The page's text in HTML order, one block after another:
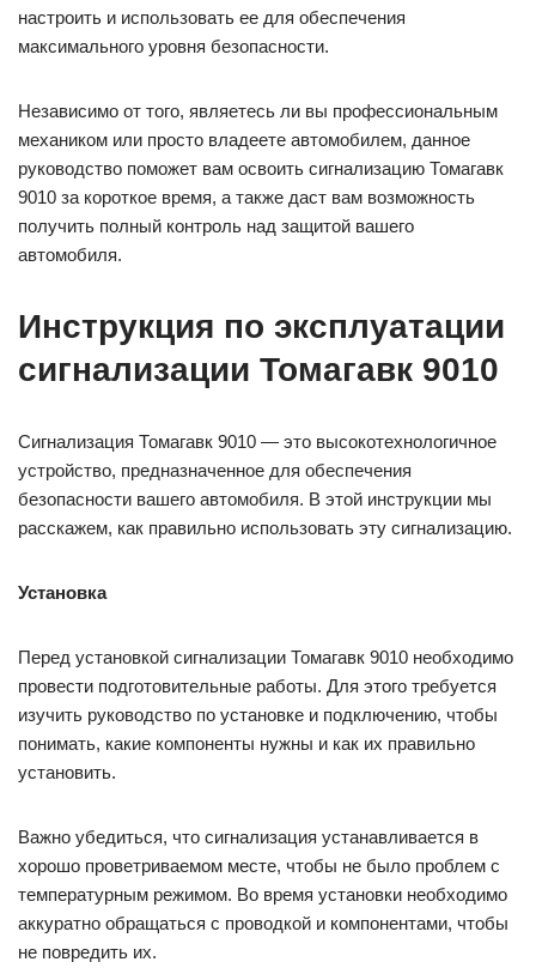
настроить и использовать ее для обеспечения
максимального уровня безопасности.
Независимо от того, являетесь ли вы профессиональным
механиком или просто владеете автомобилем, данное
руководство поможет вам освоить сигнализацию Томагавк
9010 за короткое время, а также даст вам возможность
получить полный контроль над защитой вашего
автомобиля.
Инструкция по эксплуатации
сигнализации Томагавк 9010
Сигнализация Томагавк 9010 — это высокотехнологичное
устройство, предназначенное для обеспечения
безопасности вашего автомобиля. В этой инструкции мы
расскажем, как правильно использовать эту сигнализацию.
Установка
Перед установкой сигнализации Томагавк 9010 необходимо
провести подготовительные работы. Для этого требуется
изучить руководство по установке и подключению, чтобы
понимать, какие компоненты нужны и как их правильно
установить.
Важно убедиться, что сигнализация устанавливается в
хорошо проветриваемом месте, чтобы не было проблем с
температурным режимом. Во время установки необходимо
аккуратно обращаться с проводкой и компонентами, чтобы
не повредить их.